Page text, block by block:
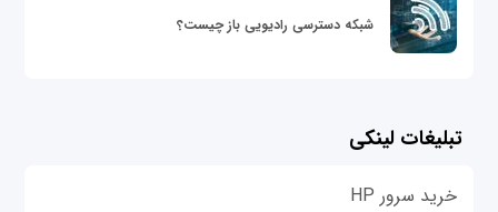
شبکه دسترسی رادیویی باز چیست؟
تبلیغات لینکی
خرید سرور HP